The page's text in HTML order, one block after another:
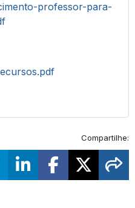
professor-para-
Compartilhe: